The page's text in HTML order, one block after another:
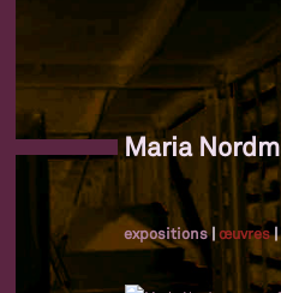
Maria
expositions|œuvres|